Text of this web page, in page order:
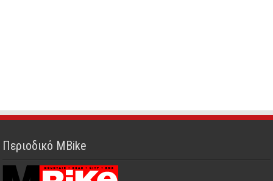
Περιοδικό MBike